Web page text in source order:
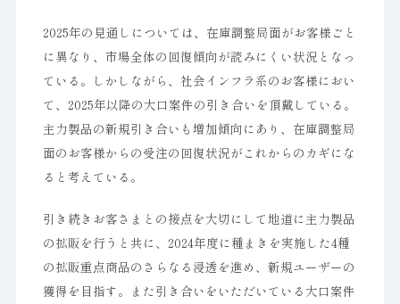
2025年の見通しについては、在庫調整局面がお客様ごと
に異なり、市場全体の回復傾向が読みにくい状況となっ
ている。しかしながら、社会インフラ系のお客様におい
て、2025年以降の大口案件の引き合いを頂戴している。
主力製品の新規引き合いも増加傾向にあり、在庫調整局
面のお客様からの受注の回復状況がこれからのカギにな
ると考えている。
引き続きお客さまとの接点を大切にして地道に主力製品
の拡販を行うと共に、2024年度に種まきを実施した4種
の拡販重点商品のさらなる浸透を進め、新規ユーザーの
獲得を目指す。また引き合いをいただいている大口案件